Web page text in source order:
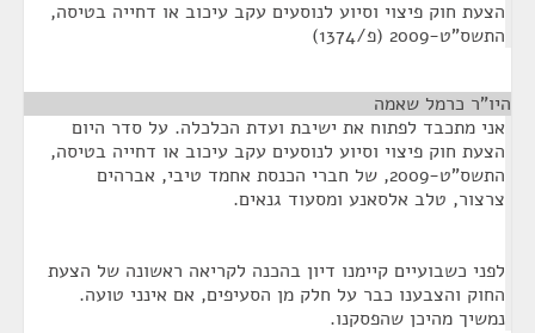
הצעת חוק פיצוי וסיוע לנוסעים עקב עיכוב או דחייה בטיסה,
התשס"ט-2009 (פ/1374)
היו"ר כרמל שאמה
אני מתכבד לפתוח את ישיבת ועדת הכלכלה. על סדר היום
הצעת חוק פיצוי וסיוע לנוסעים עקב עיכוב או דחייה בטיסה,
התשס"ט-2009, של חברי הכנסת אחמד טיבי, אברהים
צרצור, טלב אלסאנע ומסעוד גנאים.
לפני כשבועיים קיימנו דיון בהכנה לקריאה ראשונה של הצעת
החוק והצבענו כבר על חלק מן הסעיפים, אם אינני טועה.
נמשיך מהיכן שהפסקנו.